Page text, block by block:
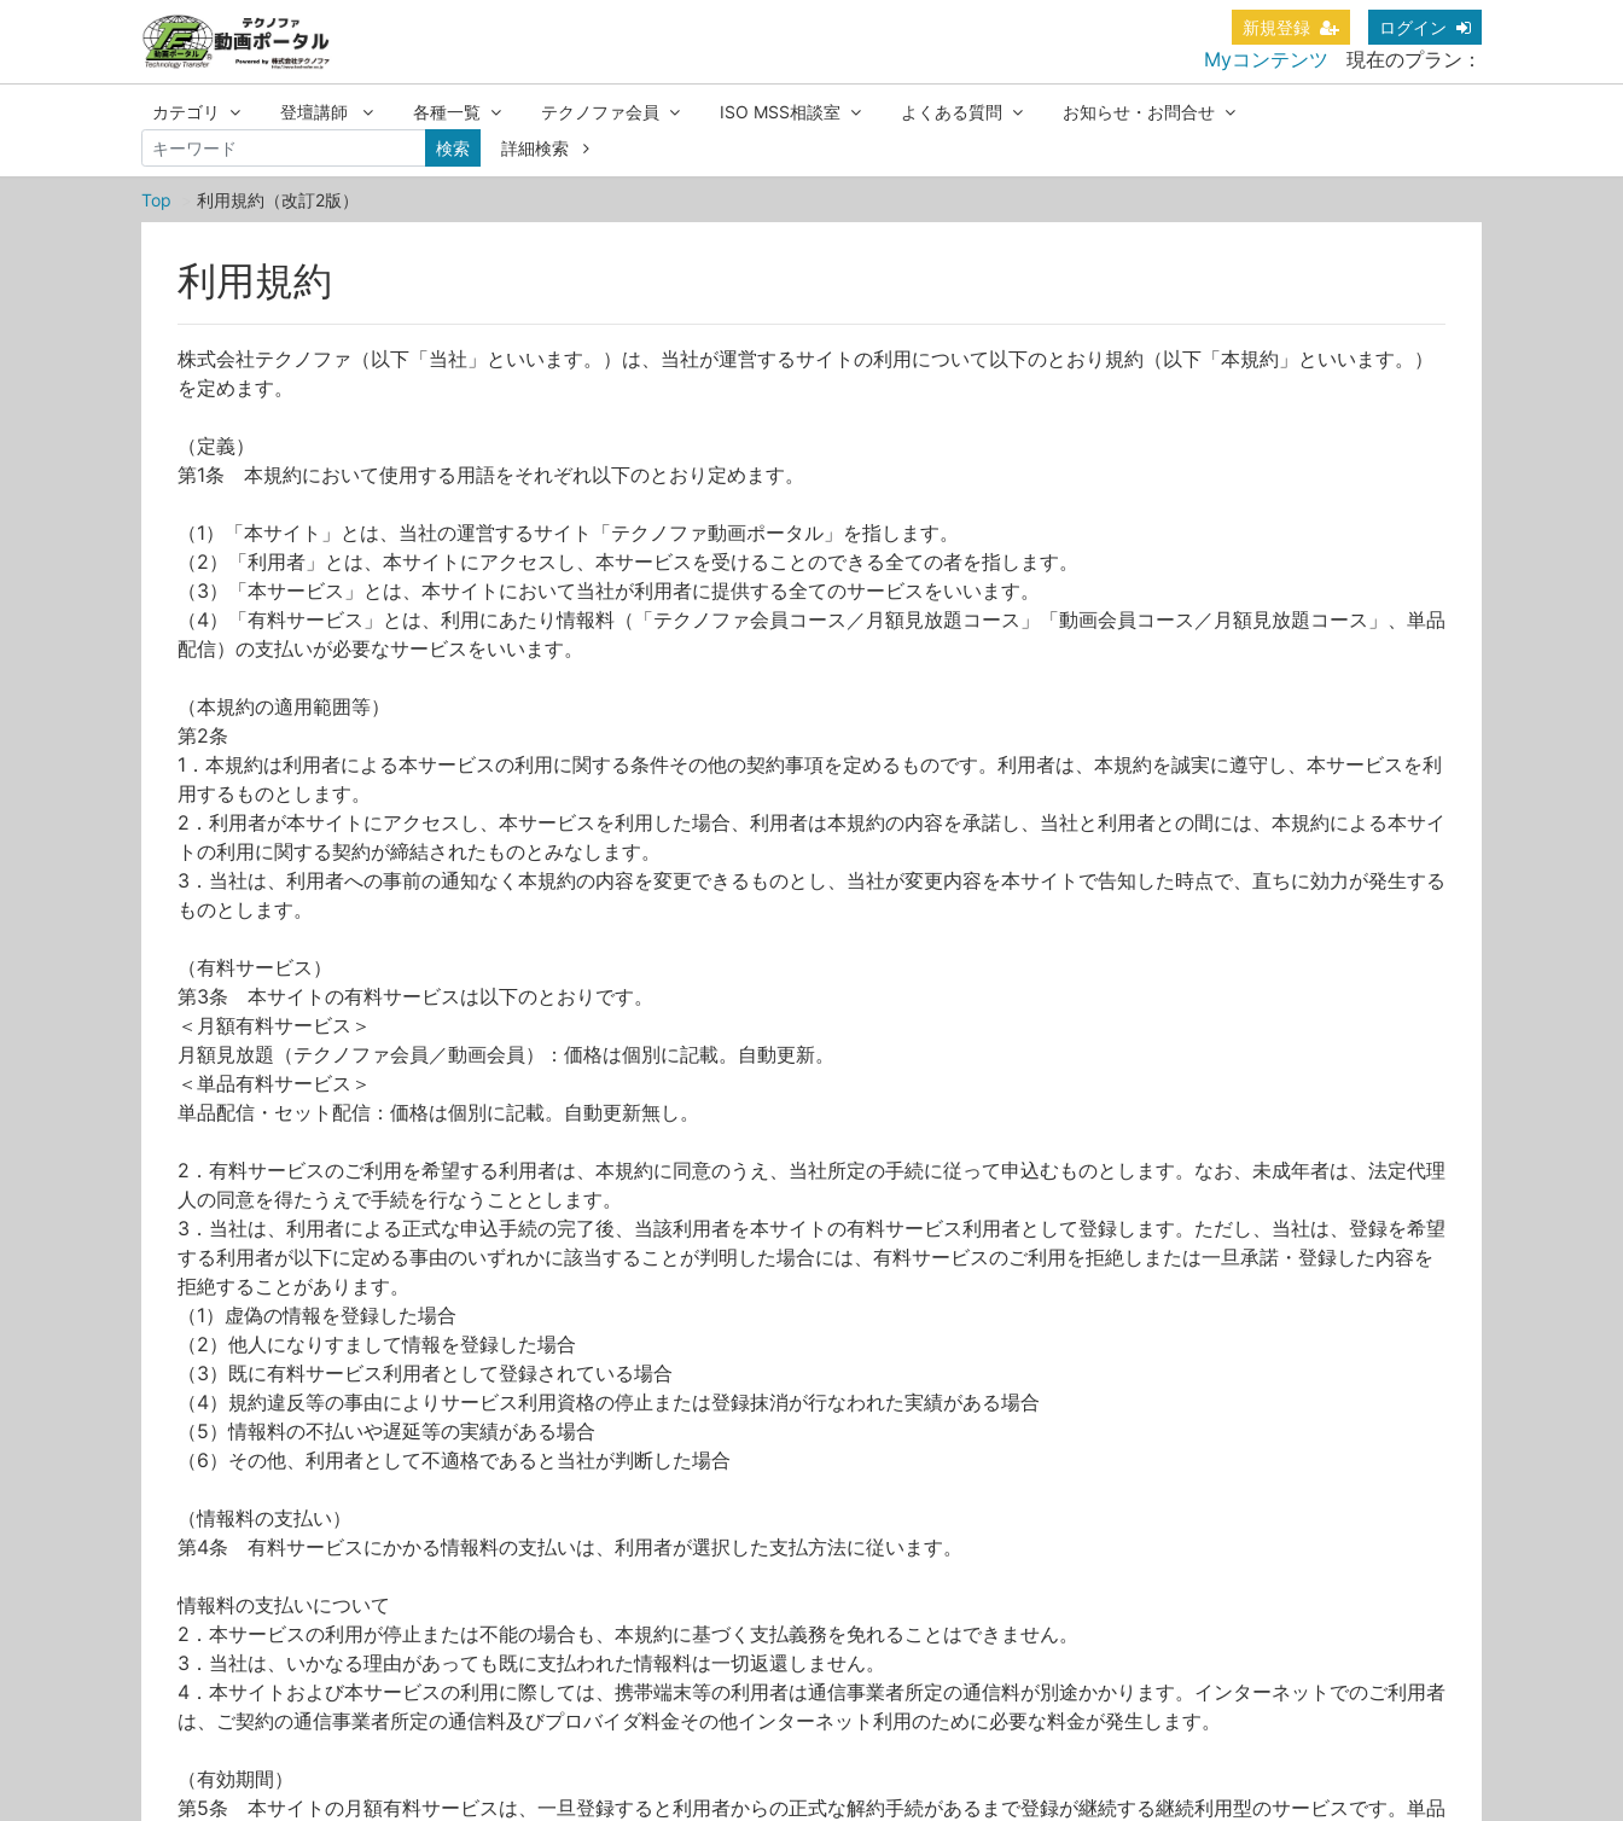
新規登録 ログイン
Myコンテンツ 現在のプラン：
カテゴリ 登壇講師 各種一覧 テクノファ会員 ISO MSS相談室 よくある質問
お知らせ・お問合せ
検索
詳細検索
Top 利用規約（改訂2版）
利用規約
株式会社テクノファ（以下「当社」といいます。）は、当社が運営するサイトの利用について以下のとおり規約（以下「本規約」といいます。）
を定めます。
（定義）
第1条 本規約において使用する用語をそれぞれ以下のとおり定めます。
（1）「本サイト」とは、当社の運営するサイト「テクノファ動画ポータル」を指します。
（2）「利用者」とは、本サイトにアクセスし、本サービスを受けることのできる全ての者を指します。
（3）「本サービス」とは、本サイトにおいて当社が利用者に提供する全てのサービスをいいます。
（4）「有料サービス」とは、利用にあたり情報料（「テクノファ会員コース／月額見放題コース」「動画会員コース／月額見放題コース」、単品
配信）の支払いが必要なサービスをいいます。
（本規約の適用範囲等）
第2条
1．本規約は利用者による本サービスの利用に関する条件その他の契約事項を定めるものです。利用者は、本規約を誠実に遵守し、本サービスを利
用するものとします。
2．利用者が本サイトにアクセスし、本サービスを利用した場合、利用者は本規約の内容を承諾し、当社と利用者との間には、本規約による本サイ
トの利用に関する契約が締結されたものとみなします。
3．当社は、利用者への事前の通知なく本規約の内容を変更できるものとし、当社が変更内容を本サイトで告知した時点で、直ちに効力が発生する
ものとします。
（有料サービス）
第3条 本サイトの有料サービスは以下のとおりです。
＜月額有料サービス＞
月額見放題（テクノファ会員／動画会員）：価格は個別に記載。自動更新。
＜単品有料サービス＞
単品配信・セット配信：価格は個別に記載。自動更新無し。
2．有料サービスのご利用を希望する利用者は、本規約に同意のうえ、当社所定の手続に従って申込むものとします。なお、未成年者は、法定代理
人の同意を得たうえで手続を行なうこととします。
3．当社は、利用者による正式な申込手続の完了後、当該利用者を本サイトの有料サービス利用者として登録します。ただし、当社は、登録を希望
する利用者が以下に定める事由のいずれかに該当することが判明した場合には、有料サービスのご利用を拒絶しまたは一旦承諾・登録した内容を
拒絶することがあります。
（1）虚偽の情報を登録した場合
（2）他人になりすまして情報を登録した場合
（3）既に有料サービス利用者として登録されている場合
（4）規約違反等の事由によりサービス利用資格の停止または登録抹消が行なわれた実績がある場合
（5）情報料の不払いや遅延等の実績がある場合
（6）その他、利用者として不適格であると当社が判断した場合
（情報料の支払い）
第4条 有料サービスにかかる情報料の支払いは、利用者が選択した支払方法に従います。
情報料の支払いについて
2．本サービスの利用が停止または不能の場合も、本規約に基づく支払義務を免れることはできません。
3．当社は、いかなる理由があっても既に支払われた情報料は一切返還しません。
4．本サイトおよび本サービスの利用に際しては、携帯端末等の利用者は通信事業者所定の通信料が別途かかります。インターネットでのご利用者
は、ご契約の通信事業者所定の通信料及びプロバイダ料金その他インターネット利用のために必要な料金が発生します。
（有効期間）
第5条 本サイトの月額有料サービスは、一旦登録すると利用者からの正式な解約手続があるまで登録が継続する継続利用型のサービスです。単品